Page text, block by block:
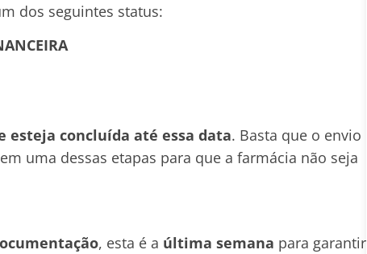
dos seguintes status:
esteja concluída até essa data. Basta que o envio
uma dessas etapas para que a farmácia não seja
, esta é a última semana para garantir